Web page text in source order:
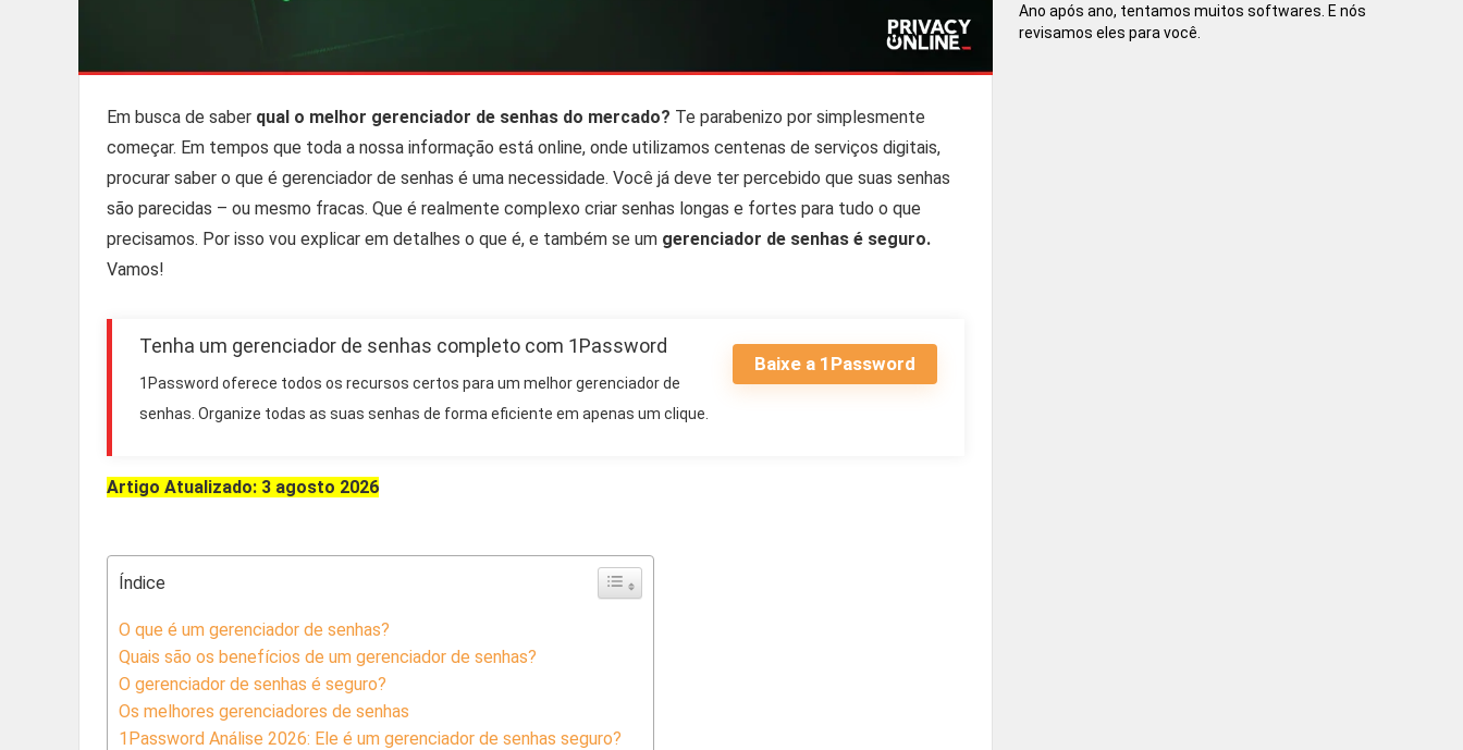
Em busca de saber qual o melhor gerenciador de senhas do mercado? Te parabenizo por simplesmente
começar. Em tempos que toda a nossa informação está online, onde utilizamos centenas de serviços digitais,
procurar saber o que é gerenciador de senhas é uma necessidade. Você já deve ter percebido que suas senhas
são parecidas – ou mesmo fracas. Que é realmente complexo criar senhas longas e fortes para tudo o que
precisamos. Por isso vou explicar em detalhes o que é, e também se um gerenciador de senhas é seguro.
Vamos!
Baixe a 1Password
Tenha um gerenciador de senhas completo com 1Password
1Password oferece todos os recursos certos para um melhor gerenciador de
senhas. Organize todas as suas senhas de forma eficiente em apenas um clique.
Artigo Atualizado: 3 agosto 2026
Índice
O que é um gerenciador de senhas?
Quais são os benefícios de um gerenciador de senhas?
O gerenciador de senhas é seguro?
Os melhores gerenciadores de senhas
1Password Análise 2026: Ele é um gerenciador de senhas seguro?
Ano após ano, tentamos muitos softwares. E nós
revisamos eles para você.